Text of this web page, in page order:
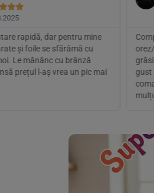

rapidă, dar pentru mine
și foile se sfărâmă cu
Le mănânc cu brânză
prețul l-aș vrea un pic mai
gust